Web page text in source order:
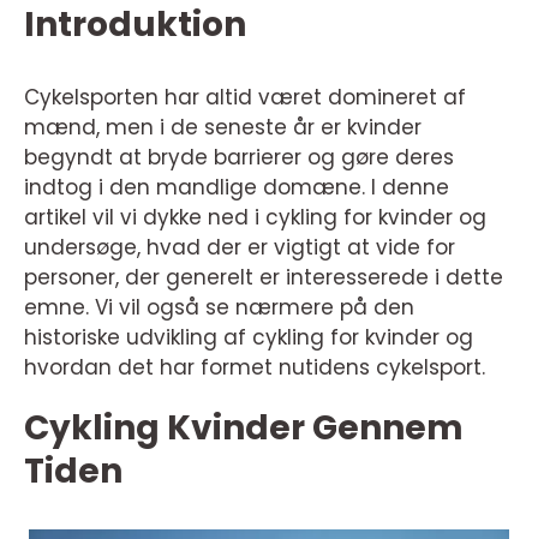
Introduktion
Cykelsporten har altid været domineret af
mænd, men i de seneste år er kvinder
begyndt at bryde barrierer og gøre deres
indtog i den mandlige domæne. I denne
artikel vil vi dykke ned i cykling for kvinder og
undersøge, hvad der er vigtigt at vide for
personer, der generelt er interesserede i dette
emne. Vi vil også se nærmere på den
historiske udvikling af cykling for kvinder og
hvordan det har formet nutidens cykelsport.
Cykling Kvinder Gennem
Tiden